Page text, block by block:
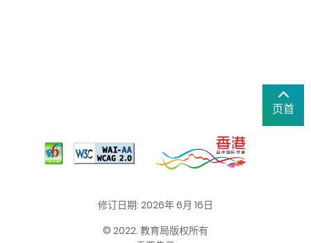
页首
修订日期: 2026年 6月 16日
© 2022. 教育局版权所有